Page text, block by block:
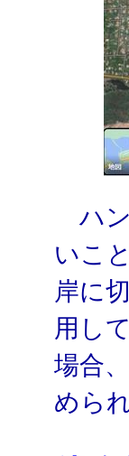
ハン
いこ
岸に
用し
場合
めら